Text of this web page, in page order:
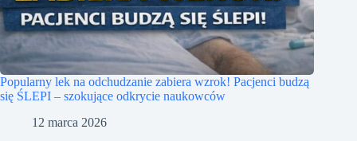
Popularny lek na odchudzanie zabiera wzrok! Pacjenci budzą
się ŚLEPI – szokujące odkrycie naukowców
12 marca 2026